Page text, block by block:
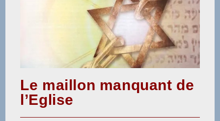
Le maillon manquant de
l’Eglise